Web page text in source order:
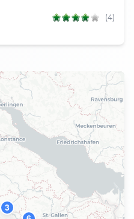
(4)
3